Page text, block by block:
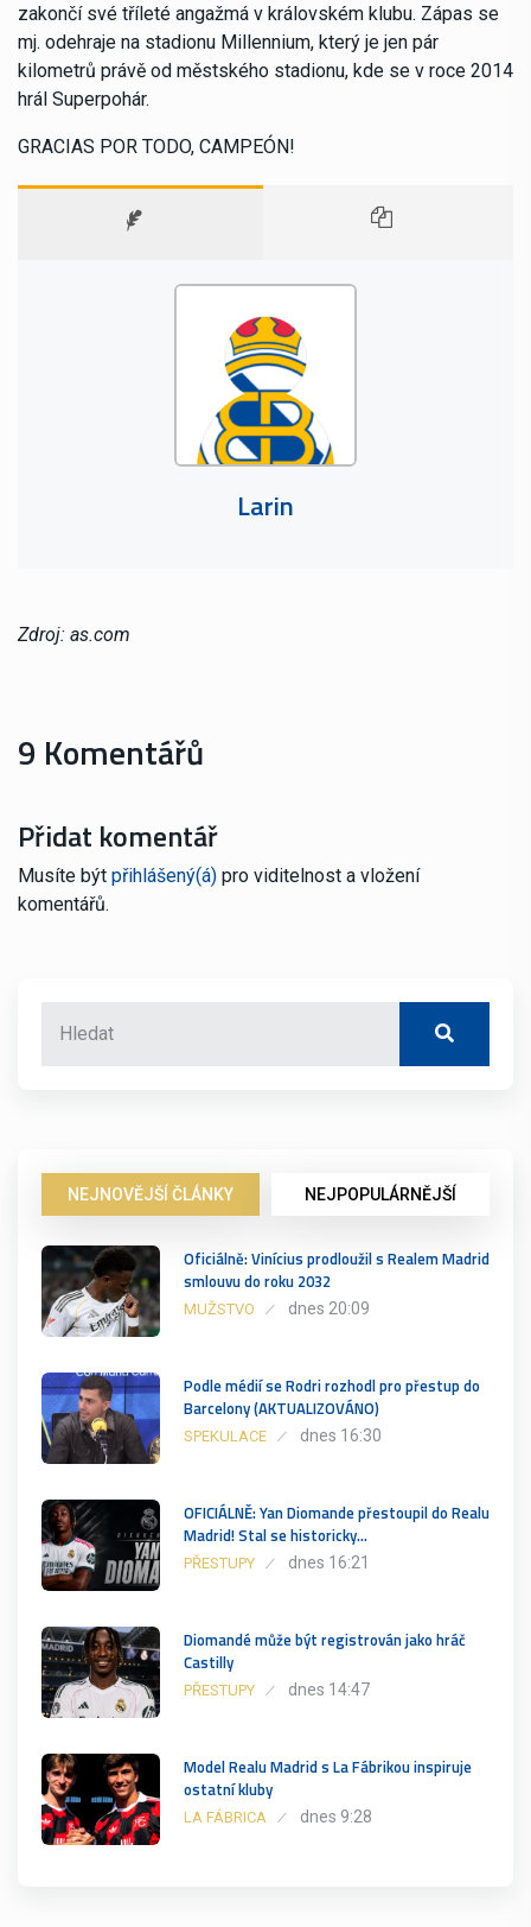
zakončí své tříleté angažmá v královském klubu. Zápas se
mj. odehraje na stadionu Millennium, který je jen pár
kilometrů právě od městského stadionu, kde se v roce 2014
hrál Superpohár.
GRACIAS POR TODO, CAMPEÓN!
Larin
Zdroj: as.com
9 Komentářů
Přidat komentář
Musíte být přihlášený(á) pro viditelnost a vložení
komentářů.
NEJNOVĚJŠÍ ČLÁNKY NEJPOPULÁRNĚJŠÍ
Oficiálně: Vinícius prodloužil s Realem Madrid
smlouvu do roku 2032
MUŽSTVO dnes 20:09
Podle médií se Rodri rozhodl pro přestup do
Barcelony (AKTUALIZOVÁNO)
SPEKULACE dnes 16:30
OFICIÁLNĚ: Yan Diomande přestoupil do Realu
Madrid! Stal se historicky…
PŘESTUPY dnes 16:21
Diomandé může být registrován jako hráč
Castilly
PŘESTUPY dnes 14:47
Model Realu Madrid s La Fábrikou inspiruje
ostatní kluby
LA FÁBRICA dnes 9:28